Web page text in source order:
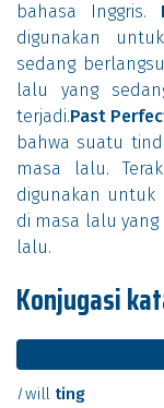
bahasa Inggris.
digunakan
sedang
lalu yang
terjadi.Past
bahwa suatu
masa lalu.
digunakan untuk
di masa lalu
lalu.
Konjugasi
Iwill ting